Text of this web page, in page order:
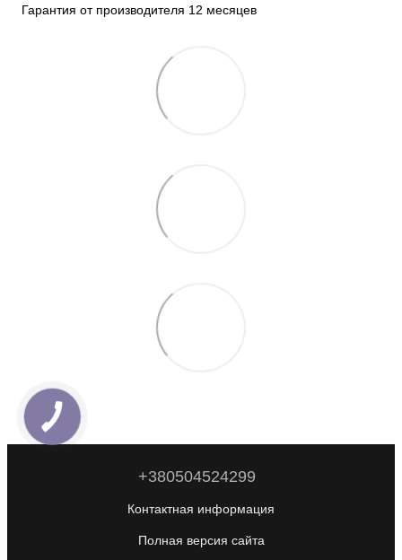
Гарантия от производителя 12 месяцев
+380504524299
Контактная информация
Полная версия сайта